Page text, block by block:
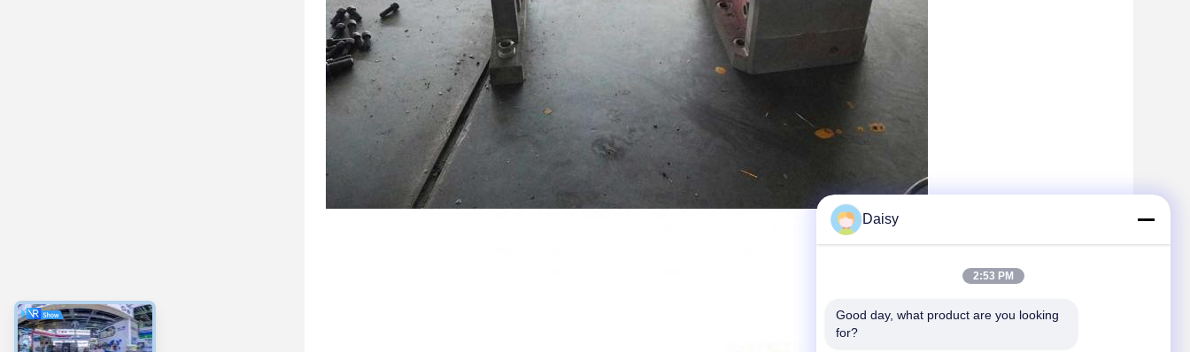
Daisy
2:53 PM
Good day, what product are you looking
for?